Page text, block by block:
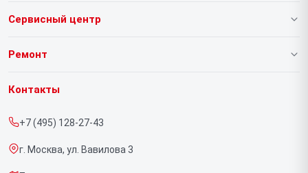
Сервисный центр
О нашем сервисе
Срочный ремонт
Доставка и способы оплаты
Ремонт
Ноутбуков
Контакты
+7 (495) 128-27-43
г. Москва, ул. Вавилова 3